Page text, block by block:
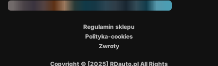
Copyright © [2025] RDauto.pl All Rights
Regulamin sklepu
Polityka-cookies
Zwroty